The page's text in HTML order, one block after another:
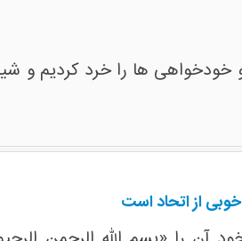
ها را ​خرد کردیم و
از اتحاد است